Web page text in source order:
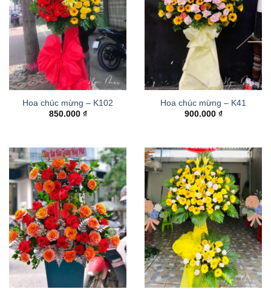
Hoa chúc mừng – K102
850.000 ₫
Hoa chúc mừng – K41
900.000 ₫